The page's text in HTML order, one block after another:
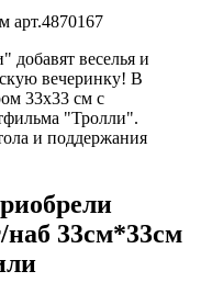
арт.4870167
добавят веселья и
вечеринку! В
33x33 см с
"Тролли".
и поддержания
33см*33см